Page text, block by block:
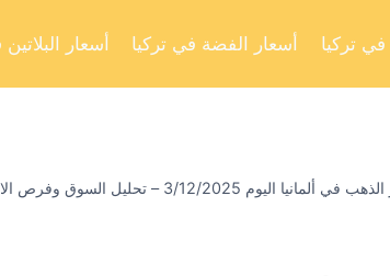
أسعار أسعار الفضة في تركيا تركيا
ألمانيا اليوم 3/12/2025 – تحليل السوق وفرص الاستثمار